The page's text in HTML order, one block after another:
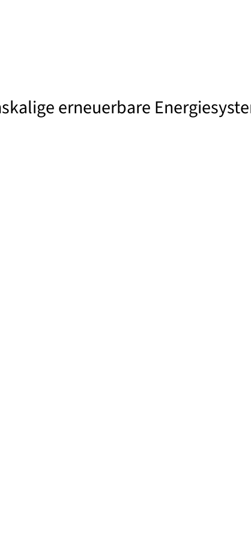
erneuerbare